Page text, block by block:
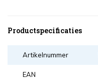
Productspecificaties
Artikelnummer
EAN